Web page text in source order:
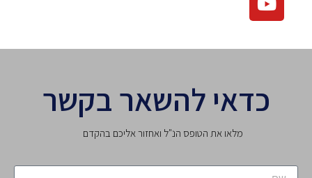
כדאי להשאר בקשר
מלאו את הטופס הנ"ל ואחזור אליכם בהקדם